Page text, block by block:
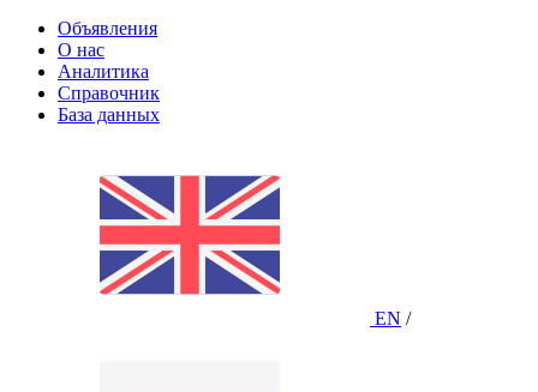
Объявления
О нас
Аналитика
Справочник
База данных
EN /